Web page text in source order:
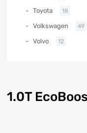
1.0T
Toyota 18
Volkswagen 49
Volvo 12